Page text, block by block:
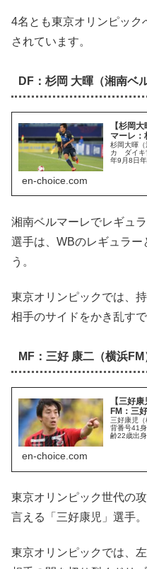
4名とも東京オリンピック
されています。
DF：杉岡 大暉（湘南ベ
【杉岡
マーレ：
杉岡大暉
カ ダイキ
年9月8日
en-choice.com
湘南ベルマーレでレギュ
選手は、WBのレギュラー
う。
東京オリンピックでは、
相手のサイドをかき乱すで
MF：三好 康二（横浜FM
【三好
FM：三
三好康児
背番号41
齢22歳出
en-choice.com
東京オリンピック世代の
言える「三好康児」選手。
東京オリンピックでは、